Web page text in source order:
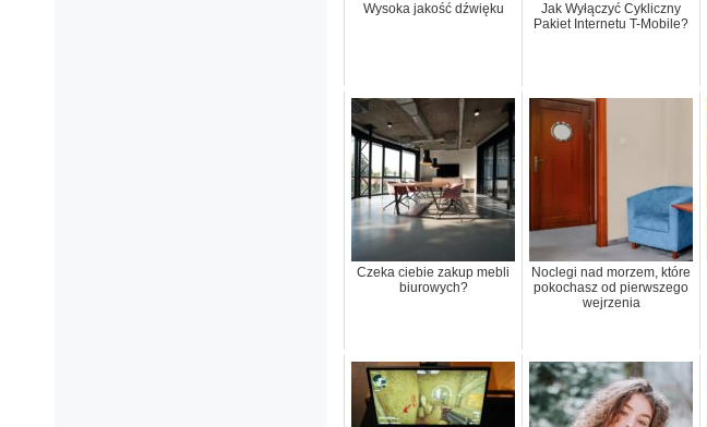
Wysoka jakość dźwięku
Jak Wyłączyć Cykliczny
Pakiet Internetu T-Mobile?
Czeka ciebie zakup mebli
biurowych?
Noclegi nad morzem, które
pokochasz od pierwszego
wejrzenia